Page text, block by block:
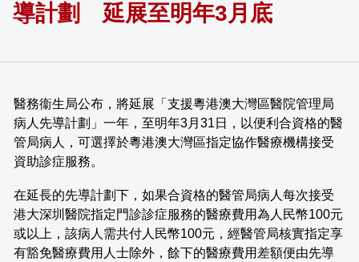
導計劃 延展至明年3月底
醫務衞生局公布，將延展「支援粵港澳大灣區醫院管理局
病人先導計劃」一年，至明年3月31日，以便利合資格的醫
管局病人，可選擇於粵港澳大灣區指定協作醫療機構接受
資助診症服務。
在延長的先導計劃下，如果合資格的醫管局病人每次接受
港大深圳醫院指定門診診症服務的醫療費用為人民幣100元
或以上，該病人需共付人民幣100元，經醫管局核實指定享
有豁免醫療費用人士除外，餘下的醫療費用差額便由先導